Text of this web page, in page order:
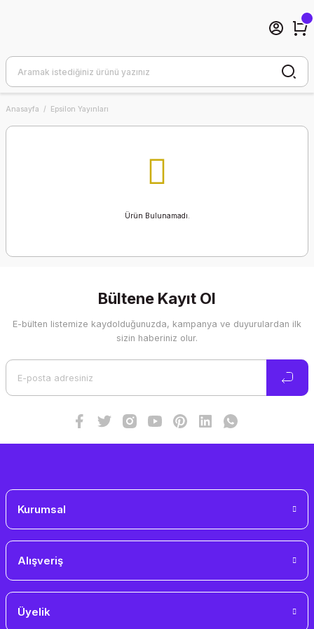
Anasayfa Epsilon Yayınları
Ürün Bulunamadı.
Bültene Kayıt Ol
E-bülten listemize kaydolduğunuzda, kampanya ve duyurulardan ilk
sizin haberiniz olur.
Kurumsal
Alışveriş
Üyelik